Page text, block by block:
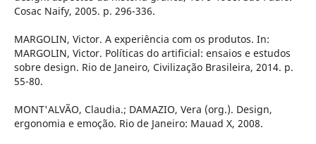
Cosac Naify, 2005. p. 296-336.
MARGOLIN, Victor. A experiência com os produtos. In:
MARGOLIN, Victor. Políticas do artificial: ensaios e estudos
sobre design. Rio de Janeiro, Civilização Brasileira, 2014. p.
55-80.
MONT'ALVÃO, Claudia.; DAMAZIO, Vera (org.). Design,
ergonomia e emoção. Rio de Janeiro: Mauad X, 2008.